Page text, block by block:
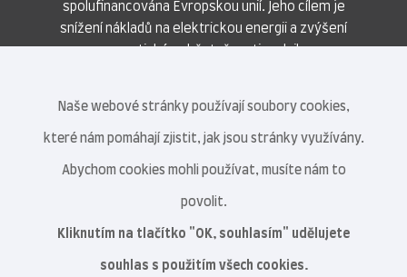
spolufinancována Evropskou unií. Jeho cílem je
snížení nákladů na elektrickou energii a zvýšení
Naše webové stránky používají soubory cookies,
které nám pomáhají zjistit, jak jsou stránky využívány.
Abychom cookies mohli používat, musíte nám to
povolit.
Kliknutím na tlačítko "OK, souhlasím" udělujete
souhlas s použitím všech cookies.